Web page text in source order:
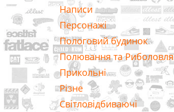
Написи
Персонажі
Пологовий будинок
Полювання та Риболовля
Прикольні
Різне
Світловідбиваючі